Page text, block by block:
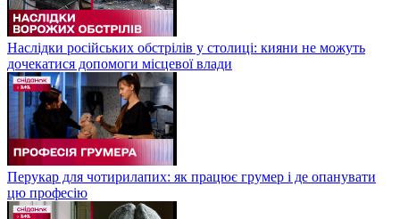
Наслідки російських обстрілів у столиці: кияни не можуть
дочекатися допомоги місцевої влади
Перукар для чотирилапих: як працює грумер і де опанувати
цю професію